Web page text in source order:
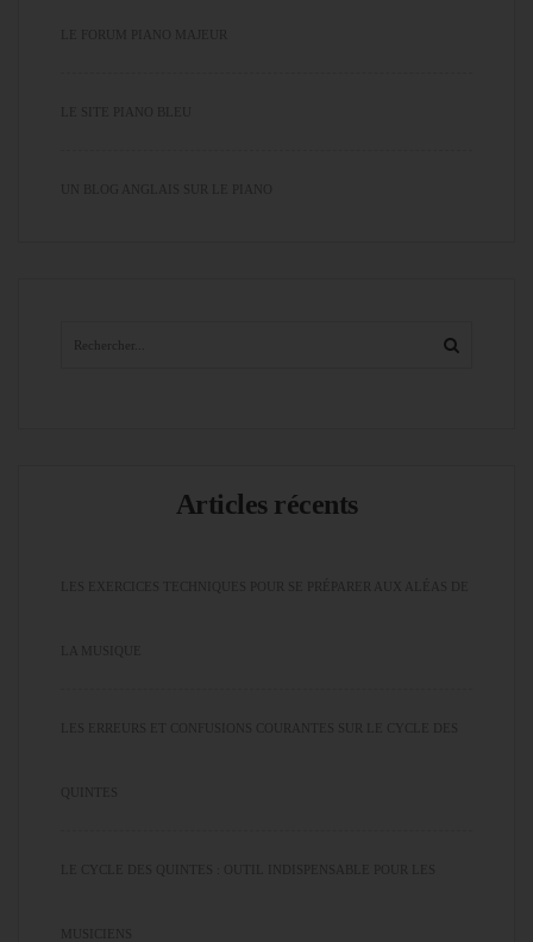
LE FORUM PIANO MAJEUR
LE SITE PIANO BLEU
UN BLOG ANGLAIS SUR LE PIANO
Articles récents
LES EXERCICES TECHNIQUES POUR SE PRÉPARER AUX ALÉAS DE
LA MUSIQUE
LES ERREURS ET CONFUSIONS COURANTES SUR LE CYCLE DES
QUINTES
LE CYCLE DES QUINTES : OUTIL INDISPENSABLE POUR LES
MUSICIENS